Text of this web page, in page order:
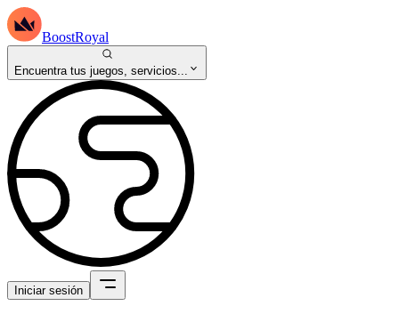
BoostRoyal
Encuentra tus juegos, servicios...
Iniciar sesión